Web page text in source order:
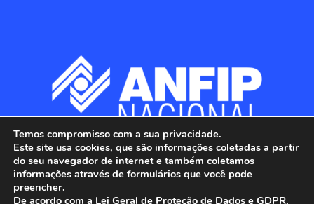
Temos compromisso com a sua privacidade.
Este site usa cookies, que são informações coletadas a partir
do seu navegador de internet e também coletamos
informações através de formulários que você pode
preencher.
De acordo com a Lei Geral de Proteção de Dados e GDPR,